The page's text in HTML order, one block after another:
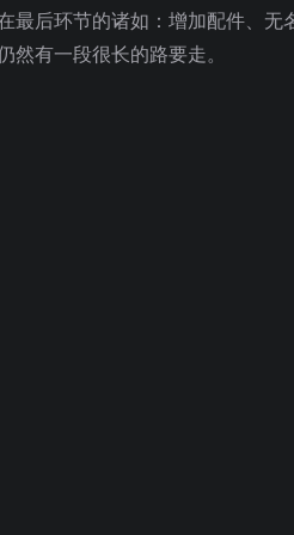
最后环节的诸如：增加配件、无
然有一段很长的路要走。